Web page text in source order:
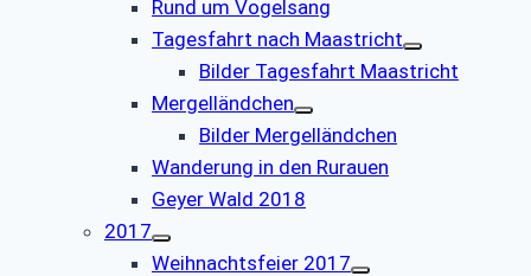
Rund um Vogelsang
Tagesfahrt nach Maastricht
Bilder Tagesfahrt Maastricht
Mergelländchen
Bilder Mergelländchen
Wanderung in den Rurauen
Geyer Wald 2018
2017
Weihnachtsfeier 2017